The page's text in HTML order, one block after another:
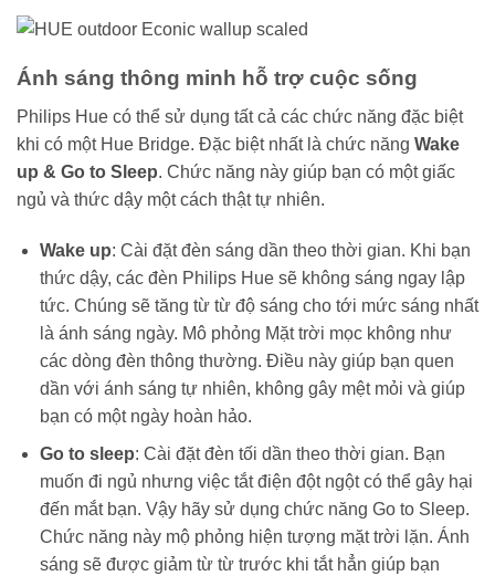
Ánh sáng thông minh hỗ trợ cuộc sống
Philips Hue có thể sử dụng tất cả các chức năng đặc biệt
khi có một Hue Bridge. Đặc biệt nhất là chức năng Wake
up & Go to Sleep. Chức năng này giúp bạn có một giấc
ngủ và thức dậy một cách thật tự nhiên.
Wake up: Cài đặt đèn sáng dần theo thời gian. Khi bạn
thức dậy, các đèn Philips Hue sẽ không sáng ngay lập
tức. Chúng sẽ tăng từ từ độ sáng cho tới mức sáng nhất
là ánh sáng ngày. Mô phỏng Mặt trời mọc không như
các dòng đèn thông thường. Điều này giúp bạn quen
dần với ánh sáng tự nhiên, không gây mệt mỏi và giúp
bạn có một ngày hoàn hảo.
Go to sleep: Cài đặt đèn tối dần theo thời gian. Bạn
muốn đi ngủ nhưng việc tắt điện đột ngột có thể gây hại
đến mắt bạn. Vậy hãy sử dụng chức năng Go to Sleep.
Chức năng này mộ phỏng hiện tượng mặt trời lặn. Ánh
sáng sẽ được giảm từ từ trước khi tắt hẳn giúp bạn